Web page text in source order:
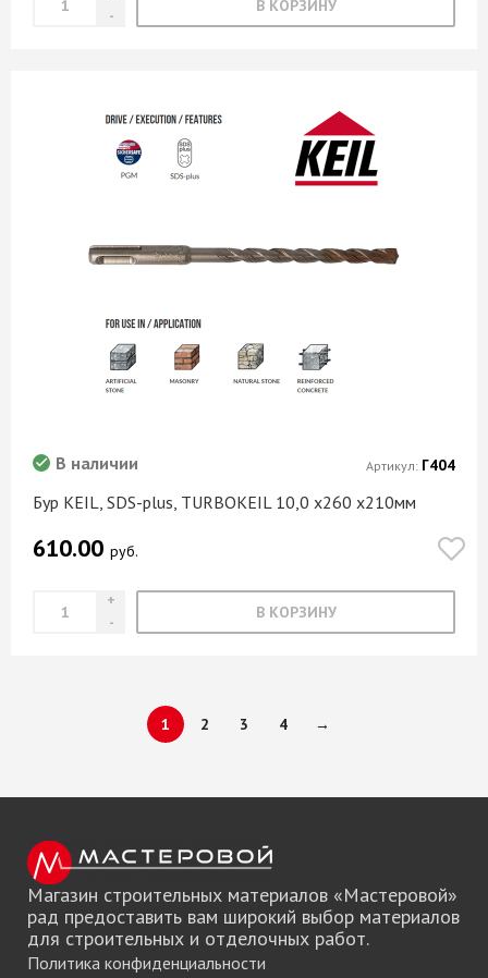
В КОРЗИНУ
Бур KEIL, SDS-plus, TURBOKEIL 10,0 х260 х210мм
В наличии
610.00 руб.
В КОРЗИНУ
Артикул: Г404
1 2 3 4 →
Магазин строительных материалов «Мастеровой»
рад предоставить вам широкий выбор материалов
для строительных и отделочных работ.
Политика конфиденциальности